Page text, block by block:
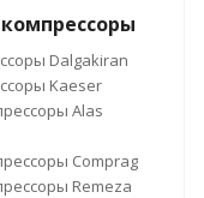
Dalgakiran
Kaeser
Alas
Comprag
Remeza